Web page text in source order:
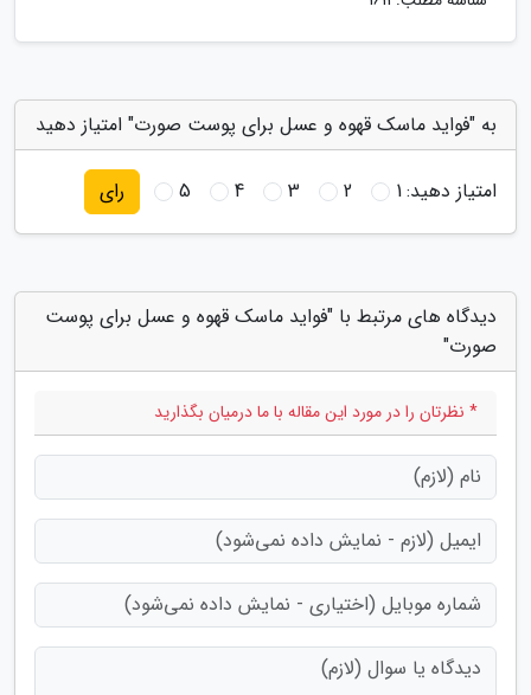
به "فواید ماسک قهوه و عسل برای پوست صورت" امتیاز دهید
امتیاز دهید:1
2
3
4
5 رای
دیدگاه های مرتبط با "فواید ماسک قهوه و عسل برای پوست
صورت"
* نظرتان را در مورد این مقاله با ما درمیان بگذارید